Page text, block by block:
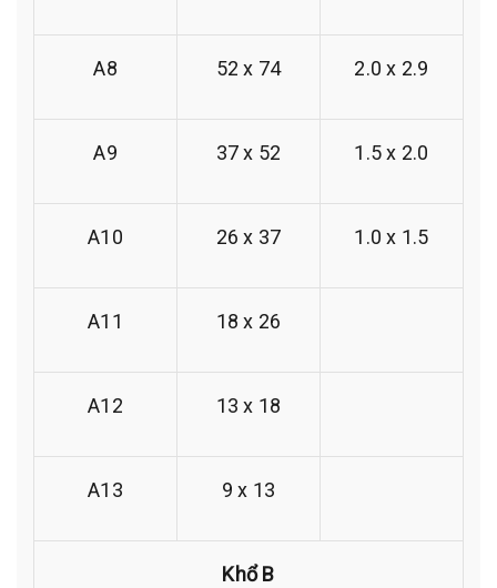
A8 52 x 74 2.0 x 2.9
A9 37 x 52 1.5 x 2.0
A10 26 x 37 1.0 x 1.5
A11 18 x 26
A12 13 x 18
A13 9 x 13
Khổ B